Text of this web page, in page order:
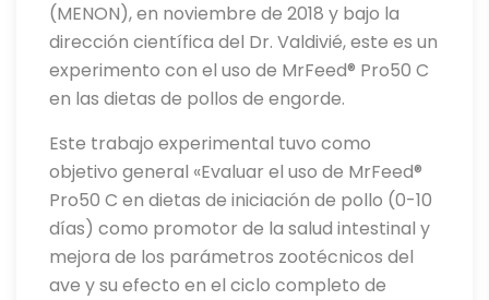
(MENON), en noviembre de 2018 y bajo la
dirección científica del Dr. Valdivié, este es un
experimento con el uso de MrFeed® Pro50 C
en las dietas de pollos de engorde.
Este trabajo experimental tuvo como
objetivo general «Evaluar el uso de MrFeed®
Pro50 C en dietas de iniciación de pollo (0-10
días) como promotor de la salud intestinal y
mejora de los parámetros zootécnicos del
ave y su efecto en el ciclo completo de